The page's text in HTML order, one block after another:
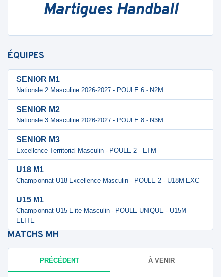
Martigues Handball
ÉQUIPES
SENIOR M1
Nationale 2 Masculine 2026-2027 - POULE 6 - N2M
SENIOR M2
Nationale 3 Masculine 2026-2027 - POULE 8 - N3M
SENIOR M3
Excellence Territorial Masculin - POULE 2 - ETM
U18 M1
Championnat U18 Excellence Masculin - POULE 2 - U18M EXC
U15 M1
Championnat U15 Elite Masculin - POULE UNIQUE - U15M
ELITE
MATCHS MH
PRÉCÉDENT À VENIR